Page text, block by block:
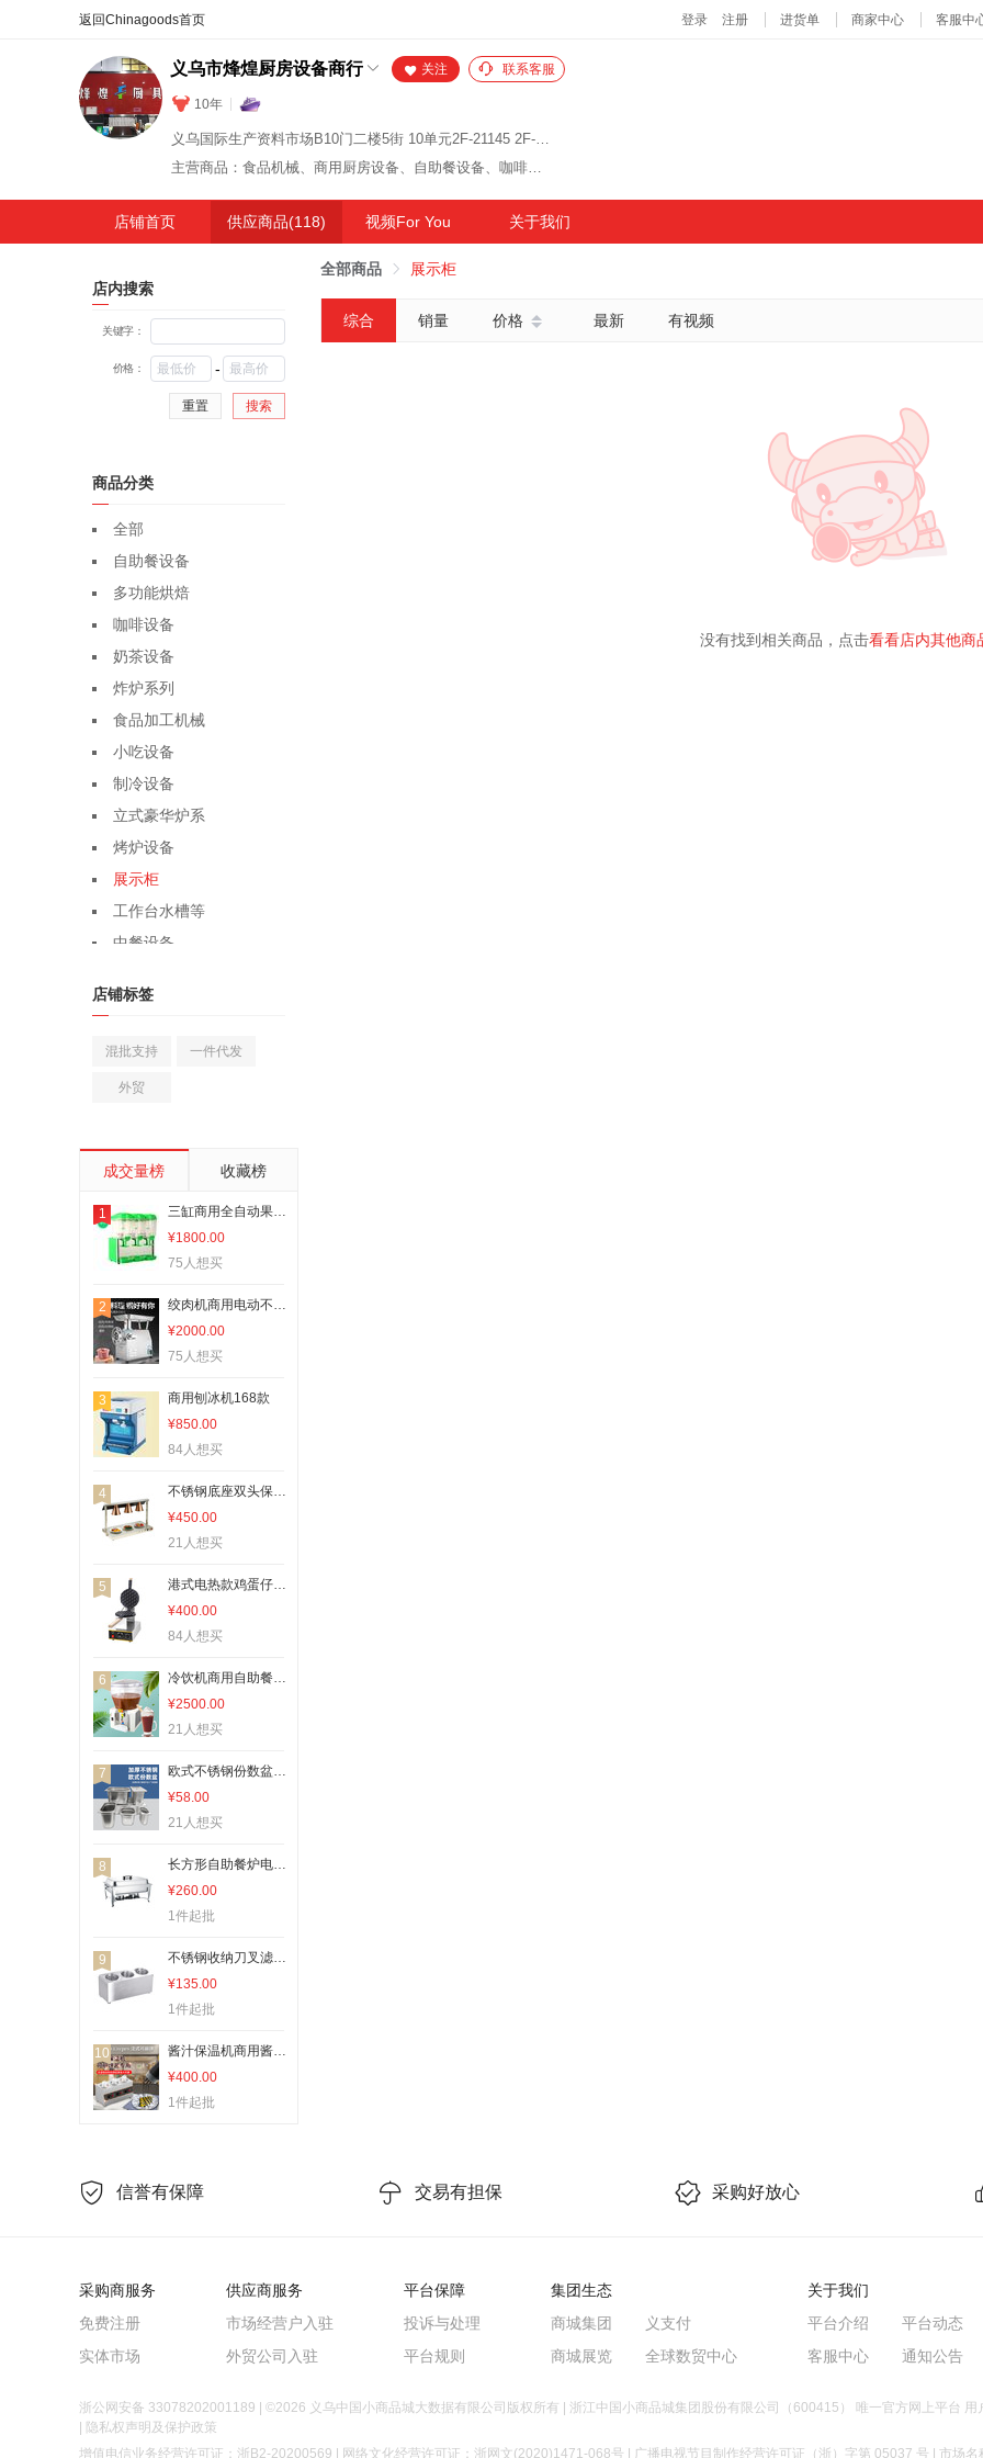
义乌市烽煌厨房设备商行
10年
关注 联系客服
义乌国际生产资料市场B10门二楼5街 10单元2F-21145 2F-21146 2F-21147 2F-21150 2F-21151
主营商品：食品机械、商用厨房设备、自助餐设备、咖啡设备、烘焙设备
店铺首页 供应商品(118) 视频For You 关于我们
店内搜索
关键字：
价格： -
重置 搜索
商品分类
全部
自助餐设备
多功能烘焙
咖啡设备
奶茶设备
炸炉系列
食品加工机械
小吃设备
制冷设备
立式豪华炉系
烤炉设备
展示柜
工作台水槽等
中餐设备
店铺标签
混批支持 一件代发
外贸
成交量榜 收藏榜
1
三缸商用全自动果汁机冷热饮机
¥1800.00
75人想买
2
绞肉机商用电动不锈钢全自动多功能22型大功率
¥2000.00
75人想买
3
商用刨冰机168款
¥850.00
84人想买
4
不锈钢底座双头保温灯加热保暖灯酒店自助餐用品烽煌厨房设备
¥450.00
21人想买
5
港式电热款鸡蛋仔机 便携家用早餐神器
¥400.00
84人想买
6
冷饮机商用自助餐现调冷热全自动果汁机果汁制冷机
¥2500.00
21人想买
7
欧式不锈钢份数盆酒店饭堂自助餐食物储菜盆奶茶店不锈钢方盘1/1*20
¥58.00
21人想买
8
长方形自助餐炉电磁炉商用多功能节能大功率
¥260.00
1件起批
9
不锈钢收纳刀叉滤水收纳吸管盒箱吧台不锈钢盒筷盒架餐具
¥135.00
1件起批
10
酱汁保温机商用酱汁机恒温容器巧克力酱果酱保温炉加热单双三缸
¥400.00
1件起批
全部商品 展示柜
综合 销量 价格 最新 有视频
没有找到相关商品，点击看看店内其他商